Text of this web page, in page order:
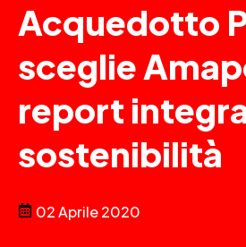
Acquedotto
sceglie
report
sostenibilità
02 Aprile 2020